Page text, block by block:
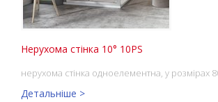
Нерухома стінка 10° 10PS
нерухома стінка одноелементна, у розмірах
Детальніше >